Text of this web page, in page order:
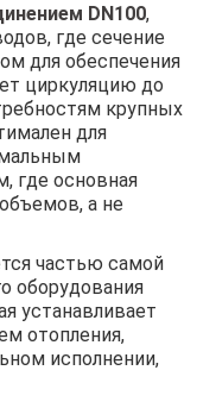
DN100,
где сечение
для обеспечения
циркуляцию до
крупных
для
где основная
а не
частью самой
оборудования
устанавливает
отопления,
исполнении,